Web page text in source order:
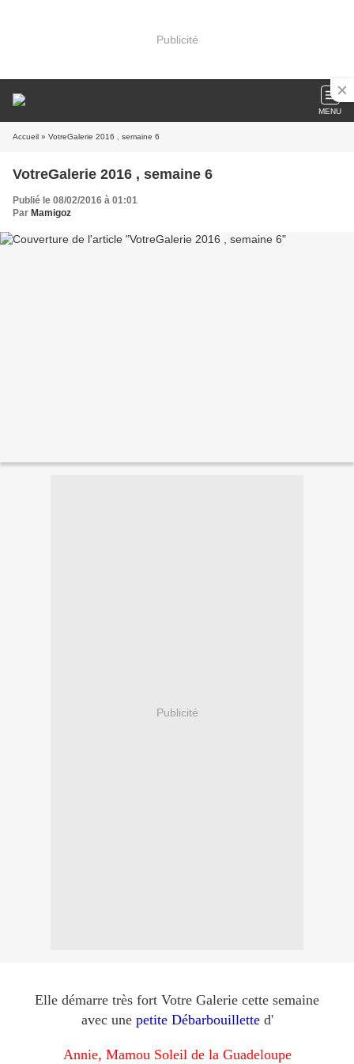
Publicité
MENU
Accueil » VotreGalerie 2016 , semaine 6
VotreGalerie 2016 , semaine 6
Publié le 08/02/2016 à 01:01
Par Mamigoz
Publicité
Elle démarre très fort Votre Galerie cette semaine
avec une petite Débarbouilletted'
Annie, Mamou Soleil de la Guadeloupe